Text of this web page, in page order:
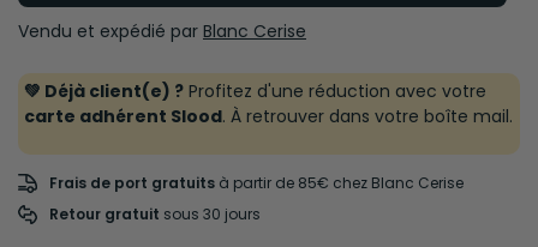
Vendu et expédié par Blanc Cerise
💚 Déjà client(e) ? Profitez d'une réduction avec votre
carte adhérent Slood. À retrouver dans votre boîte mail.
Frais de port gratuits à partir de 85€ chez Blanc Cerise
Retour gratuit sous 30 jours